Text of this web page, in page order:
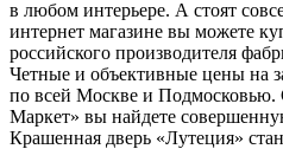
в любом интерьере. А стоят
интернет магазине вы можете
российского производителя
Четные и объективные цены на
по всей Москве и
Маркет» вы найдете
Крашенная дверь «Лутеция»